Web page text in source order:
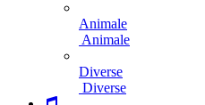
Animale
Animale
Diverse
Diverse